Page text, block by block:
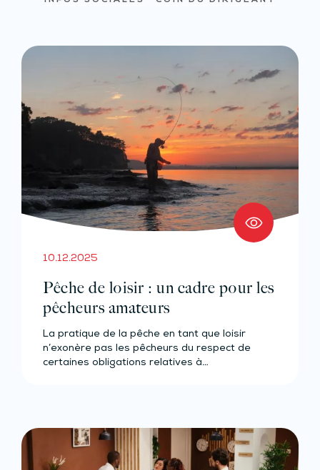
10.12.2025
Pêche de loisir : un cadre pour les
pêcheurs amateurs
La pratique de la pêche en tant que loisir
n’exonère pas les pêcheurs du respect de
certaines obligations relatives à…